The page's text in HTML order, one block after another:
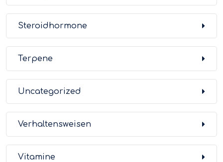
Steroidhormone
Terpene
Uncategorized
Verhaltensweisen
Vitamine